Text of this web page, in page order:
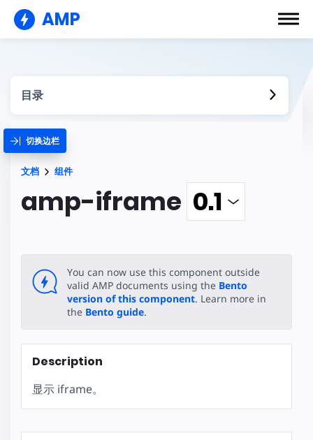
AMP
目录
切换边栏
文档 组件
amp-iframe
You can now use this component outside
valid AMP documents using the Bento
version of this component. Learn more in
the Bento guide.
Description
显示 iframe。